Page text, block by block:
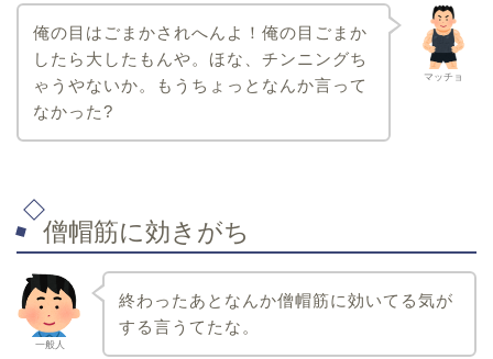
マッチョ
俺の目はごまかされへんよ！俺の目ごまか
したら大したもんや。ほな、チンニングち
ゃうやないか。もうちょっとなんか言って
なかった?
僧帽筋に効きがち
一般人
終わったあとなんか僧帽筋に効いてる気が
する言うてたな。